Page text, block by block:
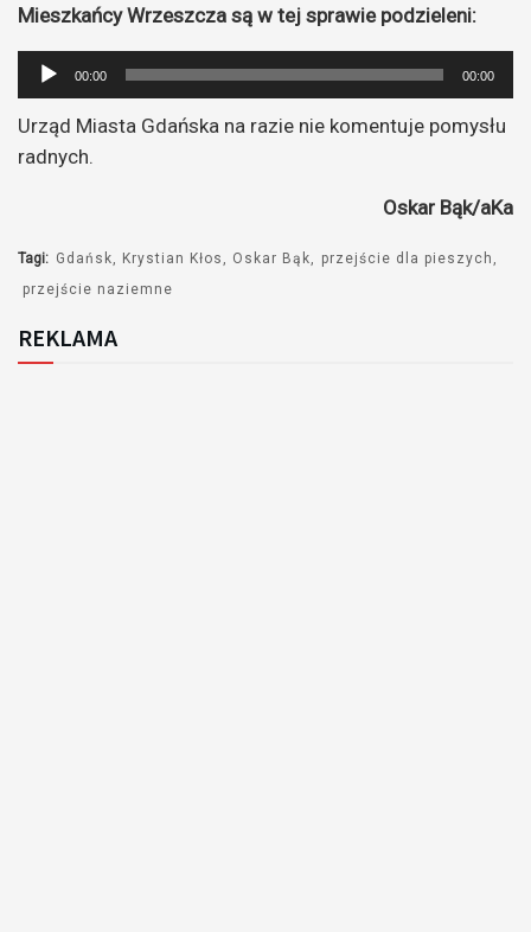
Mieszkańcy Wrzeszcza są w tej sprawie podzieleni:
Odtwarzacz
plików
dźwiękowych
00:00 00:00
Urząd Miasta Gdańska na razie nie komentuje pomysłu
radnych.
Oskar Bąk/aKa
Tagi: Gdańsk Krystian Kłos Oskar Bąk
przejście dla pieszych
przejście naziemne
REKLAMA